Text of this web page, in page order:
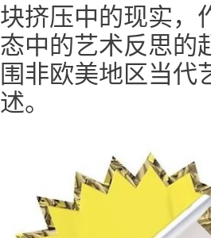
块挤压中的现实，
态中的艺术反思的
围非欧美地区当代
述。